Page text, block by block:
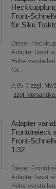
Front-
für Siku
Dieser
Adapter lässt
Höhe
für...
9,95 € zzgl.
zzgl.
Adapter
Frontdreieck
Front-
1:32
Dieser
Adapter lässt
Höhe